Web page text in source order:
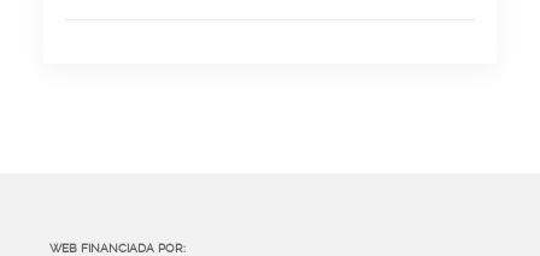
WEB FINANCIADA POR: